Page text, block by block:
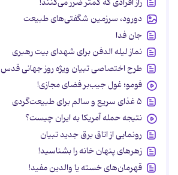
دورود، سرزمین شگفتی‌های طبیعت
جان فدا
نماز لیله الدفن برای شهدای بیت رهبری
طرح اختصاصی تبیان ویژه روز جهانی قدس
فومو؛ غول جیب‌بر فضای مجازی!
۵ غذای سریع و سالم برای طبیعت‌گردی
نتیجه حمله آمریکا به ایران چیست؟
رونمایی از اتاق برق جدید تبیان
زهرهای پنهان خانه را بشناسید!
قهرمان‌های خسته یا والدین مفید!